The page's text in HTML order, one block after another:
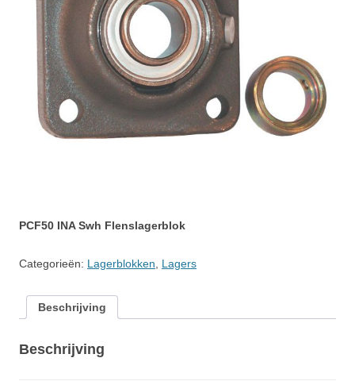
PCF50 INA Swh Flenslagerblok
Categorieën: Lagerblokken Lagers
Beschrijving
Beschrijving